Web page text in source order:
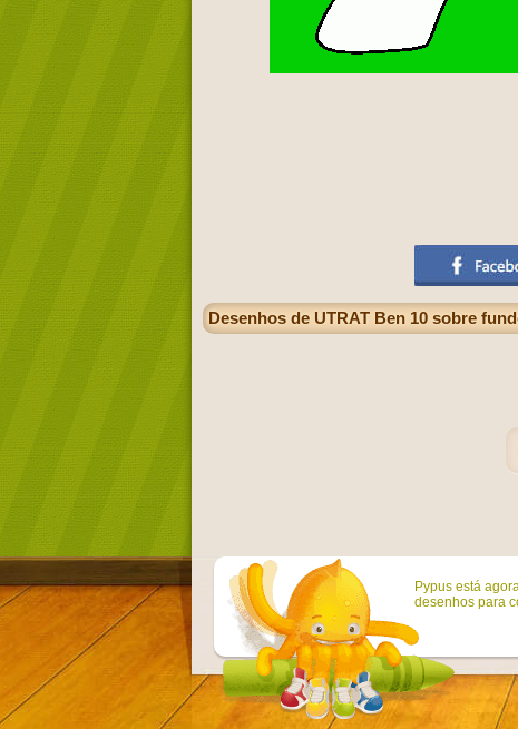
Desenhos de UTRAT Ben 10 sobre
Pypus está
desenhos para